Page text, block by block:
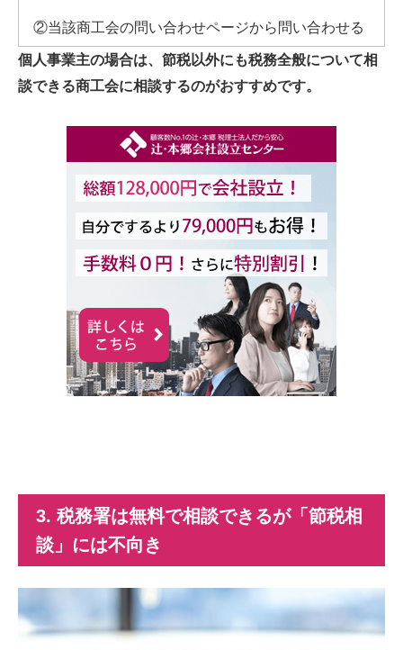
②当該商工会の問い合わせページから問い合わせる
個人事業主の場合は、節税以外にも税務全般について相
談できる商工会に相談するのがおすすめです。
3. 税務署は無料で相談できるが「節税相
談」には不向き